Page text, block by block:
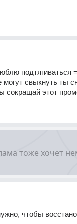
подтягиваться
свыкнуть ты
сокращай этот
чтобы